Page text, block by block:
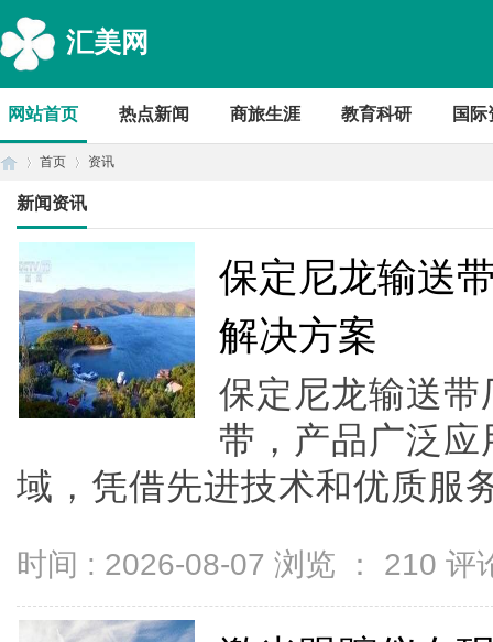
汇美网
网站首页 热点新闻 商旅生涯 教育科研 国际
首页 资讯
新闻资讯
保定尼龙输送
解决方案
保定尼龙输送
带，产品广泛
域，凭借先进技术和优质服
时间 : 2026-08-07 浏览 ： 210 评